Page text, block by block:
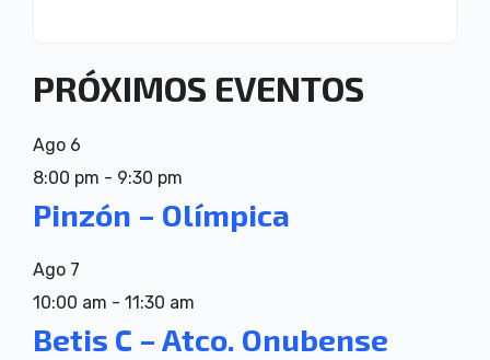
PRÓXIMOS EVENTOS
Ago 6
8:00 pm - 9:30 pm
Pinzón – Olímpica
Ago 7
10:00 am - 11:30 am
Betis C – Atco. Onubense